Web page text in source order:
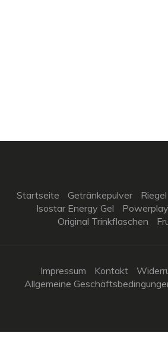
Startseite Getränkepulver Riegel
Isostar Energy Gel
Original Trinkflaschen
Impressum Kontakt
Allgemeine